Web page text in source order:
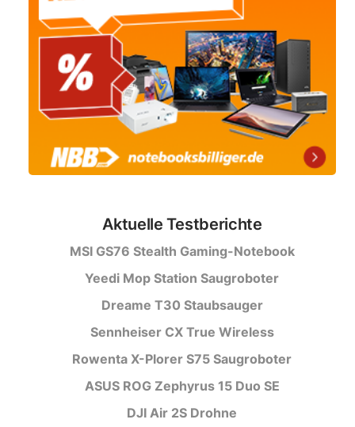
Aktuelle Testberichte
MSI GS76 Stealth Gaming-Notebook
Yeedi Mop Station Saugroboter
Dreame T30 Staubsauger
Sennheiser CX True Wireless
Rowenta X-Plorer S75 Saugroboter
ASUS ROG Zephyrus 15 Duo SE
DJI Air 2S Drohne